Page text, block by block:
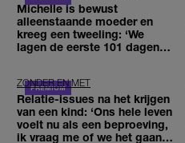
Michelle is bewust
alleenstaande moeder en
kreeg een tweeling: ‘We
lagen de eerste 101 dagen in
ZONDER EN MET
Relatie-issues na het krijgen
van een kind: ‘Ons hele leven
voelt nu als een beproeving,
ik vraag me of we het gaan